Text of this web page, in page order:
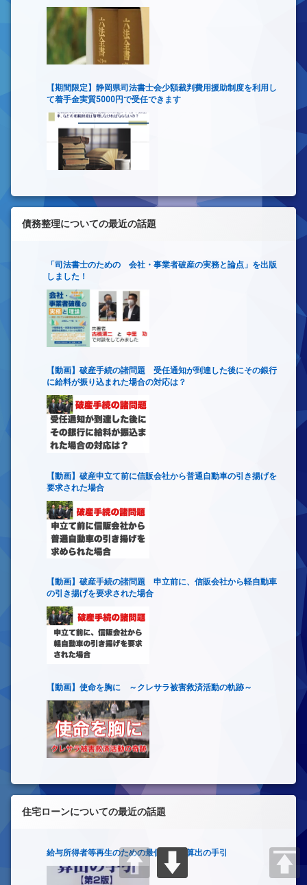
【期間限定】静岡県司法書士会少額裁判費用援助制度を利用し
て着手金実質5000円で受任できます
債務整理についての最近の話題
「司法書士のための 会社・事業者破産の実務と論点」を出版
しました！
【動画】破産手続の諸問題 受任通知が到達した後にその銀行
に給料が振り込まれた場合の対応は？
【動画】破産申立て前に信販会社から普通自動車の引き揚げを
要求された場合
【動画】破産手続の諸問題 申立前に、信販会社から軽自動車
の引き揚げを要求された場合
【動画】使命を胸に ～クレサラ被害救済活動の軌跡～
住宅ローンについての最近の話題
給与所得者等再生のための最低生活費算出の手引